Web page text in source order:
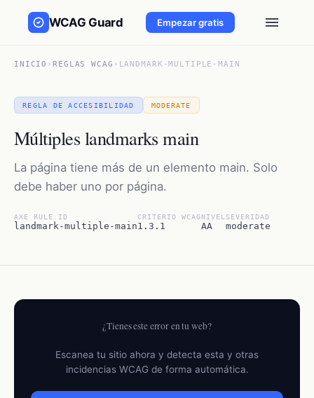
WCAG Guard Empezar gratis
INICIO ›REGLAS WCAG › LANDMARK-MULTIPLE-MAIN
REGLA DE ACCESIBILIDAD MODERATE
Múltiples landmarks main
La página tiene más de un elemento main. Solo
debe haber uno por página.
AXE RULE ID
landmark-multiple-main
CRITERIO WCAG
1.3.1
NIVEL
AA
SEVERIDAD
moderate
¿Tienes este error en tu web?
Escanea tu sitio ahora y detecta esta y otras
incidencias WCAG de forma automática.